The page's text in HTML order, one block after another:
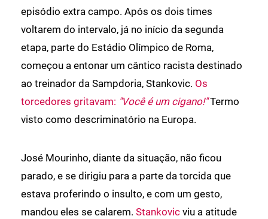
episódio extra campo. Após os dois times
voltarem do intervalo, já no início da segunda
etapa, parte do Estádio Olímpico de Roma,
começou a entonar um cântico racista destinado
ao treinador da Sampdoria, Stankovic. Os
torcedores gritavam: "Você é um cigano!"Termo
visto como descriminatório na Europa.
José Mourinho, diante da situação, não ficou
parado, e se dirigiu para a parte da torcida que
estava proferindo o insulto, e com um gesto,
mandou eles se calarem. Stankovic viu a atitude